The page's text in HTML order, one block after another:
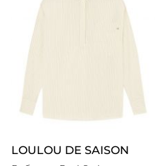
LOULOU DE SAISON